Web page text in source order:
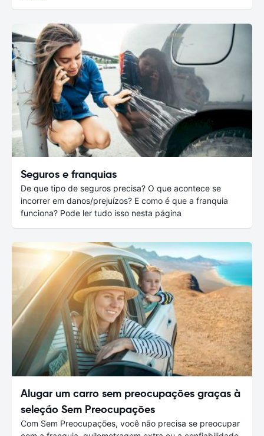
Seguros e franquias
De que tipo de seguros precisa? O que acontece se
incorrer em danos/prejuízos? E como é que a franquia
funciona? Pode ler tudo isso nesta página
Alugar um carro sem preocupações graças à
seleção Sem Preocupações
Com Sem Preocupações, você não precisa se preocupar